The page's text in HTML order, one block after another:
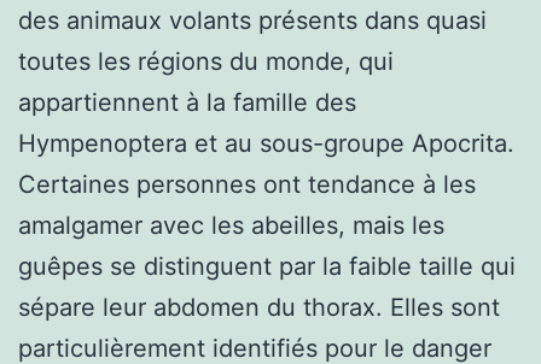
des animaux volants présents dans quasi
toutes les régions du monde, qui
appartiennent à la famille des
Hympenoptera et au sous-groupe Apocrita.
Certaines personnes ont tendance à les
amalgamer avec les abeilles, mais les
guêpes se distinguent par la faible taille qui
sépare leur abdomen du thorax. Elles sont
particulièrement identifiés pour le danger